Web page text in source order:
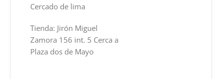
Cercado de lima
Tienda: Jirón Miguel
Zamora 156 int. 5 Cerca a
Plaza dos de Mayo